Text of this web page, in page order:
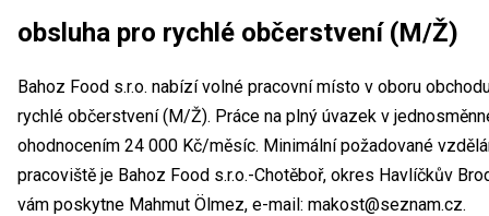
obsluha pro rychlé občerstvení (M/Ž)
Bahoz Food s.r.o. nabízí volné pracovní místo v oboru
rychlé občerstvení (M/Ž). Práce na plný úvazek v
ohodnocením 24 000 Kč/měsíc. Minimální požadované
pracoviště je Bahoz Food s.r.o.-Chotěboř, okres Havlíčkův
vám poskytne Mahmut Ölmez, e-mail: makost@seznam.cz.